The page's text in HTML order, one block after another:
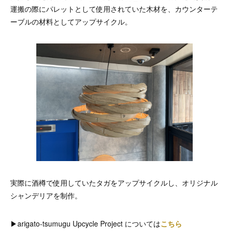
運搬の際にパレットとして使用されていた木材を、カウンターテ
ーブルの材料としてアップサイクル。
実際に酒樽で使用していたタガをアップサイクルし、オリジナル
シャンデリアを制作。
▶︎arigato-tsumugu Upcycle Project についてはこちら